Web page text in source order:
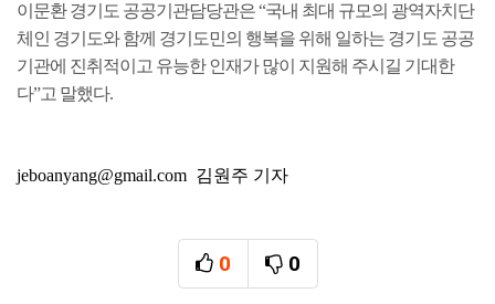
이문환 경기도 공공기관담당관은“국내 최대 규모의 광역자치단
체인 경기도와 함께 경기도민의 행복을 위해 일하는 경기도 공공
기관에 진취적이고 유능한 인재가 많이 지원해 주시길 기대한
다”고 말했다.
jeboanyang@gmail.com 김원주 기자
0
추천
0
비추천